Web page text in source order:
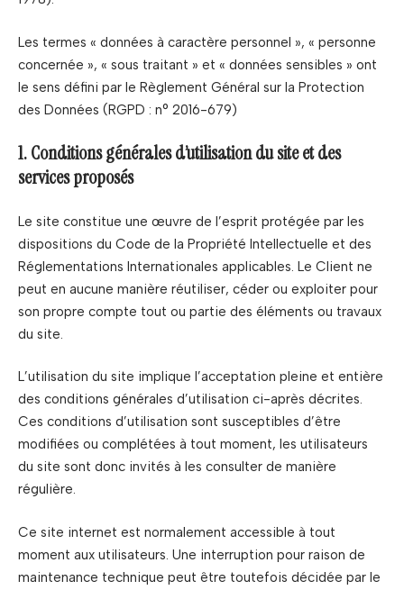
Les termes « données à caractère personnel », « personne
concernée », « sous traitant » et « données sensibles » ont
le sens défini par le Règlement Général sur la Protection
des Données (RGPD : n° 2016-679)
1. Conditions générales d’utilisation du site et des
services proposés
Le site constitue une œuvre de l’esprit protégée par les
dispositions du Code de la Propriété Intellectuelle et des
Réglementations Internationales applicables. Le Client ne
peut en aucune manière réutiliser, céder ou exploiter pour
son propre compte tout ou partie des éléments ou travaux
du site.
L’utilisation du site implique l’acceptation pleine et entière
des conditions générales d’utilisation ci-après décrites.
Ces conditions d’utilisation sont susceptibles d’être
modifiées ou complétées à tout moment, les utilisateurs
du site sont donc invités à les consulter de manière
régulière.
Ce site internet est normalement accessible à tout
moment aux utilisateurs. Une interruption pour raison de
maintenance technique peut être toutefois décidée par le